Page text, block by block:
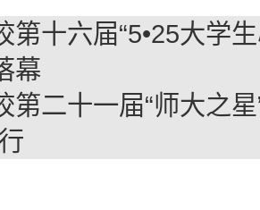
第十六届“5•25大学
幕
第二十一届“师大之